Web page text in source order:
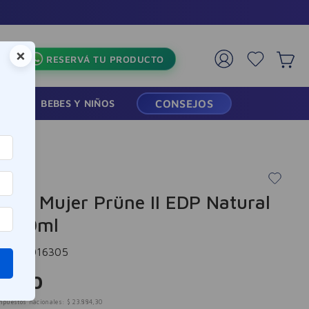
RESERVÁ TU PRODUCTO
BEBES Y NIÑOS CONSEJOS
Mujer Prüne II EDP Natural
50ml
7016305
.900
nacionales: $ 23 .884, 30
×